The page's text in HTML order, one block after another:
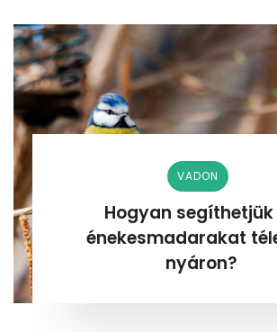
VADON
Hogyan segíthetjük
énekesmadarakat
nyáron?